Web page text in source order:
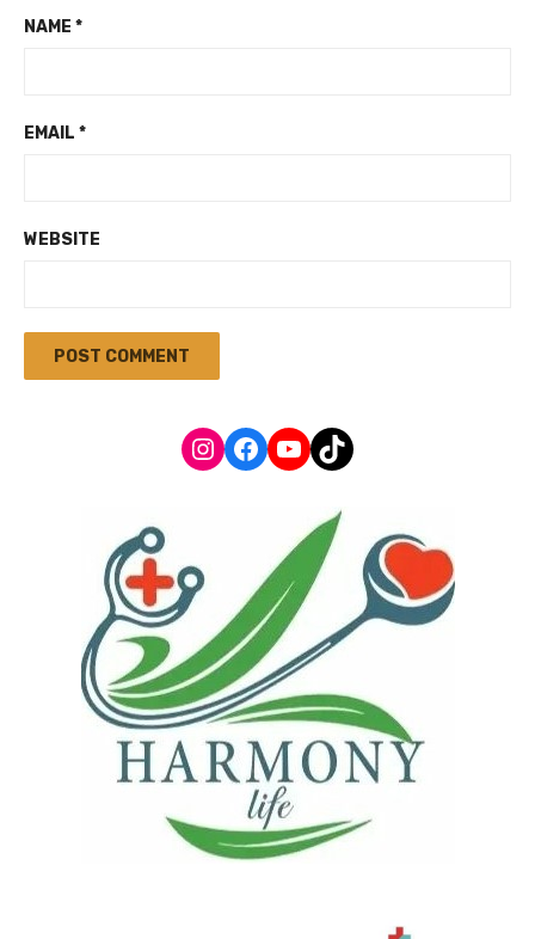
NAME *
EMAIL *
WEBSITE
Instagram
Facebook
YouTube
TikTok